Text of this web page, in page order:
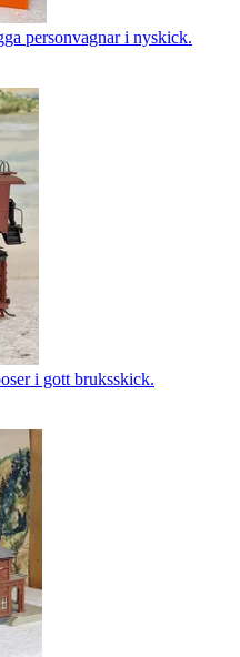
personvagnar i nyskick.
i gott bruksskick.